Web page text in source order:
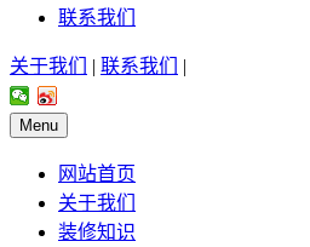
联系我们
关于我们 | 联系我们 |
Menu
网站首页
关于我们
装修知识